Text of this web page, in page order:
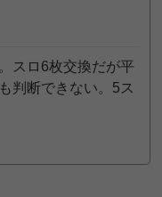
スロ6枚交換だが平
判断できない。5ス